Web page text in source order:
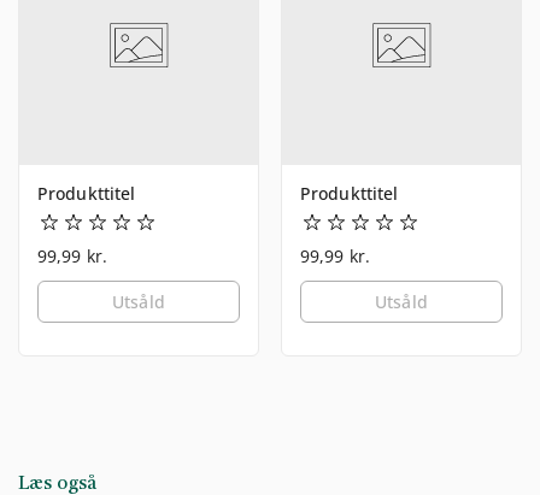
Produkttitel
99,99 kr.
Utsåld
Produkttitel
99,99 kr.
Utsåld
Læs også